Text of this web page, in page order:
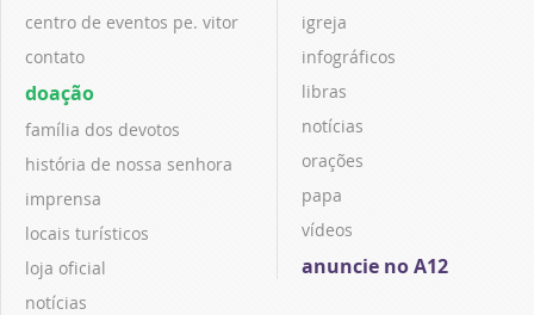
centro de eventos pe. vitor
contato
doação
família dos devotos
história de nossa senhora
imprensa
locais turísticos
loja oficial
notícias
igreja
infográficos
libras
notícias
orações
papa
vídeos
anuncie no A12